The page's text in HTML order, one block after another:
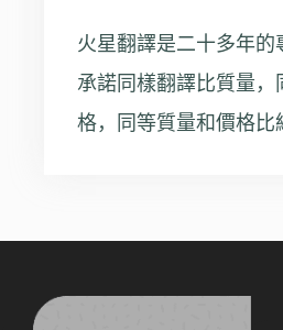
火星翻譯是二十多年的
承諾同樣翻譯比質量，
格，同等質量和價格比